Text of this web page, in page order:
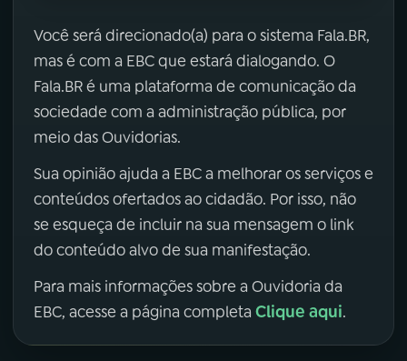
Você será direcionado(a) para o sistema Fala.BR,
mas é com a EBC que estará dialogando. O
Fala.BR é uma plataforma de comunicação da
sociedade com a administração pública, por
meio das Ouvidorias.
Sua opinião ajuda a EBC a melhorar os serviços e
conteúdos ofertados ao cidadão. Por isso, não
se esqueça de incluir na sua mensagem o link
do conteúdo alvo de sua manifestação.
Para mais informações sobre a Ouvidoria da
EBC, acesse a página completa Clique aqui.